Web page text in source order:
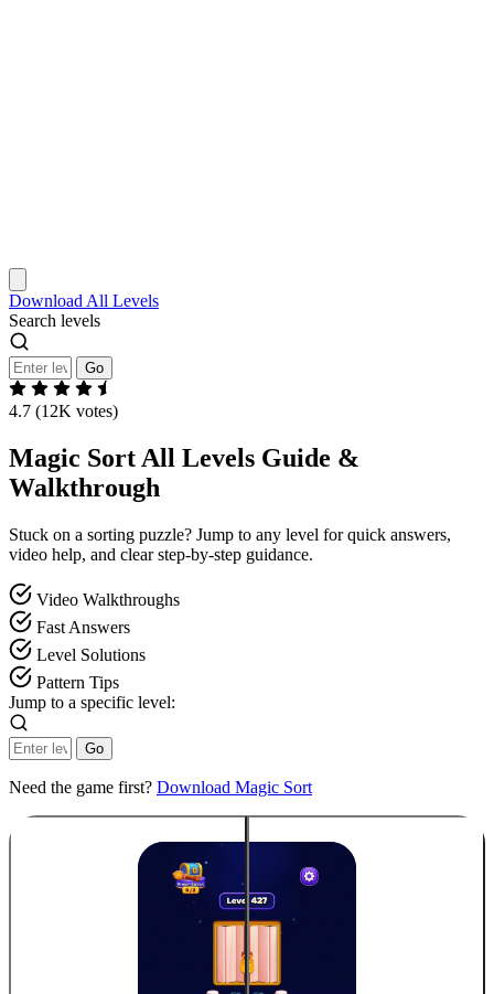
Download All Levels
Search levels
Go
4.7 (12K votes)
Magic Sort All Levels Guide &
Walkthrough
Stuck on a sorting puzzle? Jump to any level for quick answers,
video help, and clear step-by-step guidance.
Video Walkthroughs
Fast Answers
Level Solutions
Pattern Tips
Jump to a specific level:
Go
Need the game first? Download Magic Sort